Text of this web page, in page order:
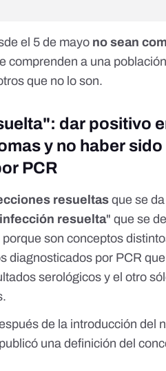
el 5 de mayo no sean
comprenden a una
que no lo son.
dar positivo
y no haber sido
PCR
resueltasque se
resuelta" que se
porque son conceptos
diagnosticados por PCR
serológicos y el otro
de la introducción del
una definición del